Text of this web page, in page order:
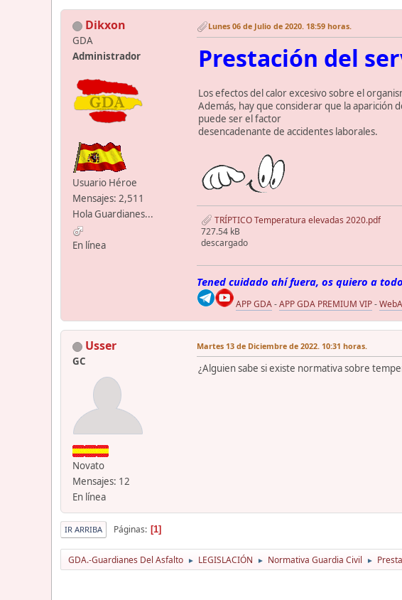
Dikxon
GDA
Administrador
Usuario Héroe
Mensajes: 2,511
Hola Guardianes...
En línea
Lunes 06 de Julio de 2020. 18:59 horas.
Prestación del
Los efectos del calor excesivo sobre el
Además, hay que considerar que la aparición
puede ser el factor
desencadenante de accidentes laborales.
TRÍPTICO Temperatura elevadas 2020.pdf
727.54 kB
descargado
Tened cuidado ahí fuera, os quiero a
APP GDA-APP GDA PREMIUM VIP-
Usser
GC
Novato
Mensajes: 12
En línea
Martes 13 de Diciembre de 2022. 10:31 horas.
¿Alguien sabe si existe normativa sobre
IR ARRIBA Páginas 1
GDA.-Guardianes Del Asfalto ► LEGISLACIÓN ► Normativa Guardia Civil ►